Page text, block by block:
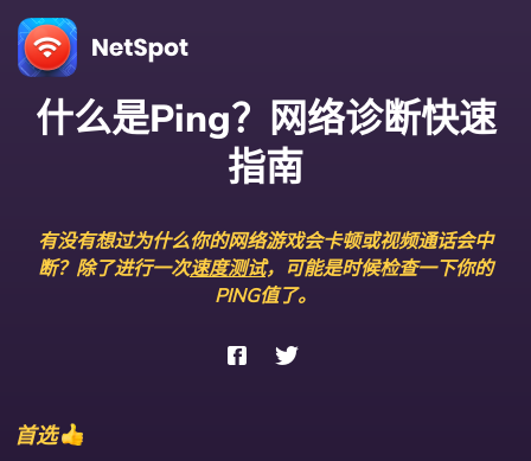
什么是Ping？网络诊断快速
指南
有没有想过为什么你的网络游戏会卡顿或视频通话会中
断？除了进行一次速度测试，可能是时候检查一下你的
PING值了。
首选